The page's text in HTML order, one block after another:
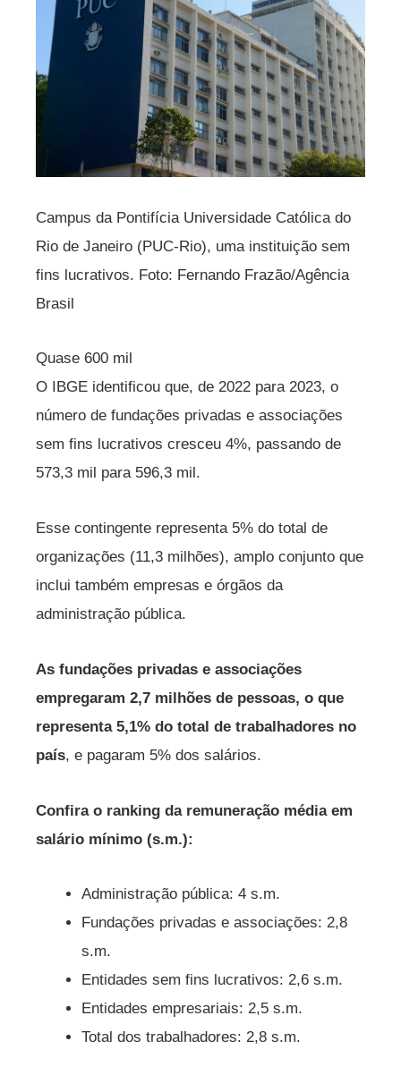
Campus da Pontifícia Universidade Católica do
Rio de Janeiro (PUC-Rio), uma instituição sem
fins lucrativos. Foto: Fernando Frazão/Agência
Brasil
Quase 600 mil
O IBGE identificou que, de 2022 para 2023, o
número de fundações privadas e associações
sem fins lucrativos cresceu 4%, passando de
573,3 mil para 596,3 mil.
Esse contingente representa 5% do total de
organizações (11,3 milhões), amplo conjunto que
inclui também empresas e órgãos da
administração pública.
As fundações privadas e associações
empregaram 2,7 milhões de pessoas, o que
representa 5,1% do total de trabalhadores no
país, e pagaram 5% dos salários.
Confira o ranking da remuneração média em
salário mínimo (s.m.):
Administração pública: 4 s.m.
Fundações privadas e associações: 2,8
s.m.
Entidades sem fins lucrativos: 2,6 s.m.
Entidades empresariais: 2,5 s.m.
Total dos trabalhadores: 2,8 s.m.